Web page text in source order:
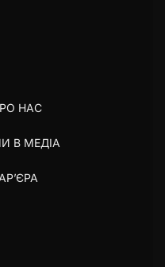
НАС
В МЕДІА